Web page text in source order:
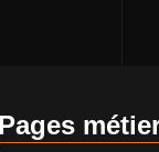
Pages